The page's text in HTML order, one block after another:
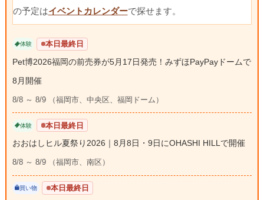
の予定はイベントカレンダーで探せます。
体験 本日最終日
Pet博2026福岡の前売券が5月17日発売！みずほPayPayドームで
8月開催
8/8 ～ 8/9 （福岡市、中央区、福岡ドーム）
体験 本日最終日
おおはしヒル夏祭り2026｜8月8日・9日にOHASHI HILLで開催
8/8 ～ 8/9 （福岡市、南区）
買い物 本日最終日